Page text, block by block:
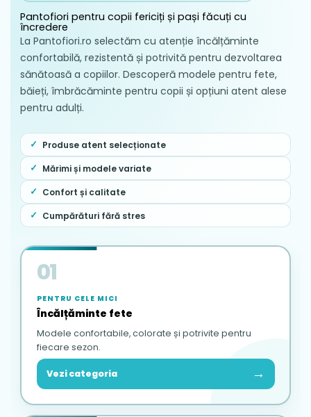
Pantofiori pentru copii fericiți și pași făcuți cu
încredere
La Pantofiori.ro selectăm cu atenție încălțăminte
confortabilă, rezistentă și potrivită pentru dezvoltarea
sănătoasă a copiilor. Descoperă modele pentru fete,
băieți, îmbrăcăminte pentru copii și opțiuni atent alese
pentru adulți.
Produse atent selecționate
Mărimi și modele variate
Confort și calitate
Cumpărături fără stres
01
PENTRU CELE MICI
Încălțăminte fete
Modele confortabile, colorate și potrivite pentru
fiecare sezon.
Vezi categoria →